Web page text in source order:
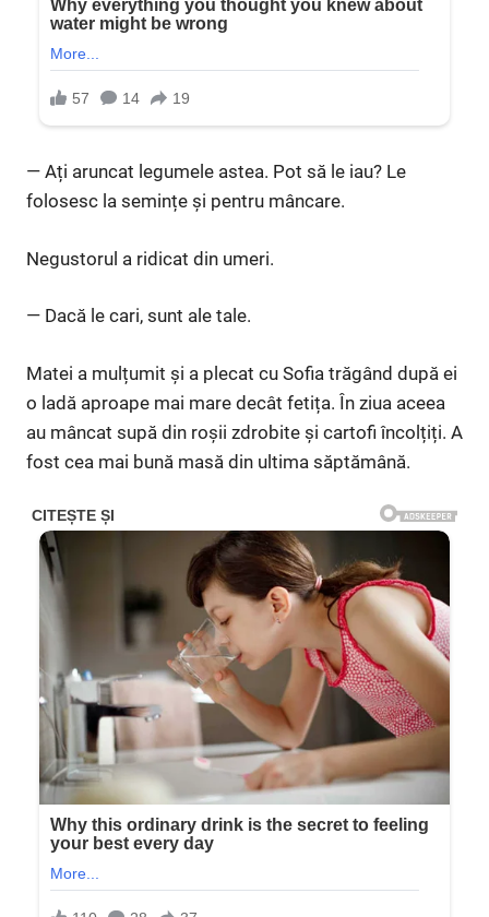
— Ați aruncat legumele astea. Pot să le iau? Le
folosesc la semințe și pentru mâncare.
Negustorul a ridicat din umeri.
— Dacă le cari, sunt ale tale.
Matei a mulțumit și a plecat cu Sofia trăgând după ei
o ladă aproape mai mare decât fetița. În ziua aceea
au mâncat supă din roșii zdrobite și cartofi încolțiți. A
fost cea mai bună masă din ultima săptămână.